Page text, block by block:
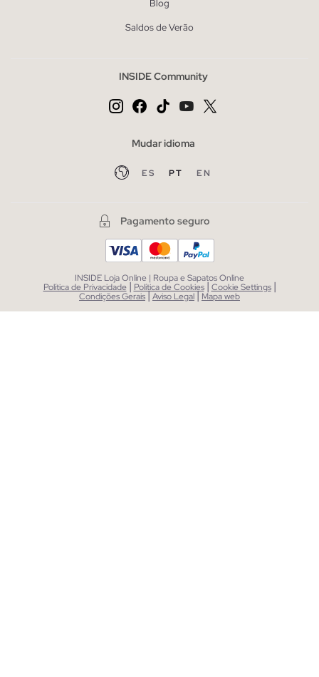
Blog
Saldos de Verão
INSIDE Community
Mudar idioma
ES PT EN
Pagamento seguro
INSIDE Loja Online | Roupa e Sapatos Online
Política de Privacidade | Política de Cookies | Cookie Settings |
Condições Gerais|Aviso Legal| Mapa web